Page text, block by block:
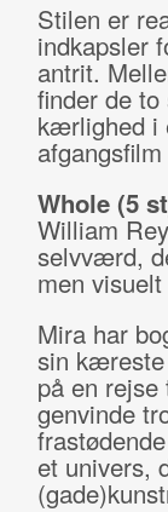
Stilen er
indkapsler
antrit.
finder de
kærlighed i
Whole (5
William
selvværd,
men
Mira har
sin
på en
genvinde
et univers,